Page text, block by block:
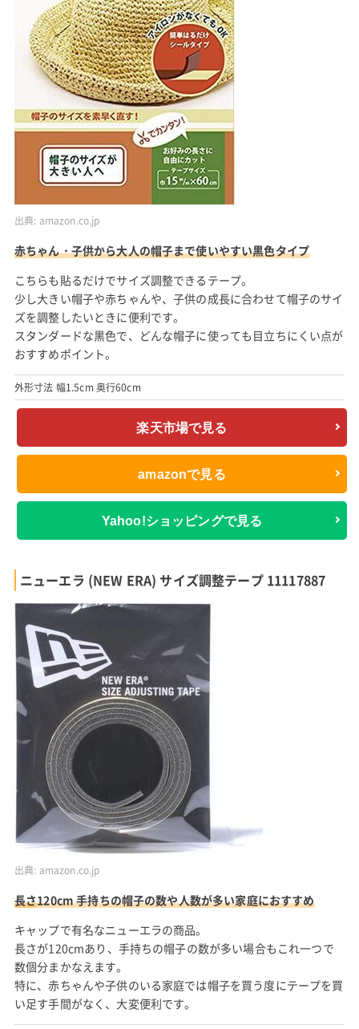
出典: amazon.co.jp
赤ちゃん・子供から大人の帽子まで使いやすい黒色タイプ
こちらも貼るだけでサイズ調整できるテープ。
少し大きい帽子や赤ちゃんや、子供の成長に合わせて帽子のサイ
ズを調整したいときに便利です。
スタンダードな黒色で、どんな帽子に使っても目立ちにくい点が
おすすめポイント。
外形寸法 幅1.5cm 奥行60cm
楽天市場で見る
amazonで見る
Yahoo!ショッピングで見る
ニューエラ (NEW ERA) サイズ調整テープ 11117887
出典: amazon.co.jp
長さ120cm 手持ちの帽子の数や人数が多い家庭におすすめ
キャップで有名なニューエラの商品。
長さが120cmあり、手持ちの帽子の数が多い場合もこれ一つで
数個分まかなえます。
特に、赤ちゃんや子供のいる家庭では帽子を買う度にテープを買
い足す手間がなく、大変便利です。